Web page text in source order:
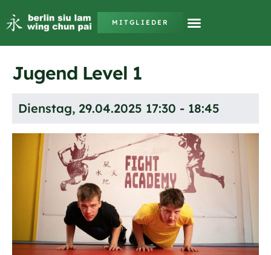
MITGLIEDER
Jugend Level 1
Dienstag, 29.04.2025 17:30 - 18:45